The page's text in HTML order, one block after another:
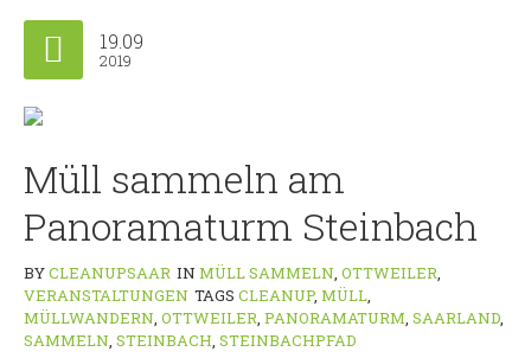
19.09
2019
Müll sammeln am
Panoramaturm Steinbach
BYCLEANUPSAAR IN MÜLL SAMMELN, OTTWEILER,
VERANSTALTUNGEN TAGS CLEANUP, MÜLL,
MÜLLWANDERN, OTTWEILER, PANORAMATURM, SAARLAND,
SAMMELN, STEINBACH, STEINBACHPFAD